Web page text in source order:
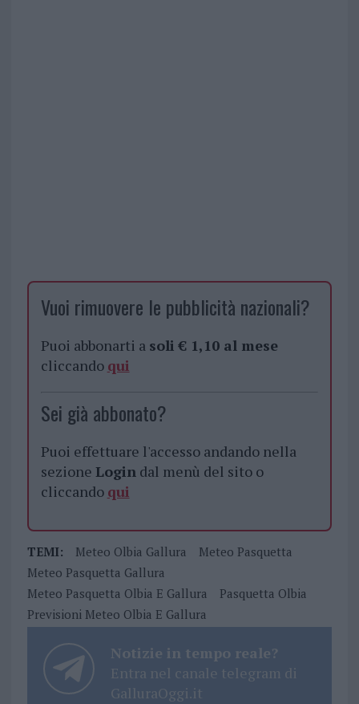
Vuoi rimuovere le pubblicità nazionali?
Puoi abbonarti a soli € 1,10 al mese
cliccando qui
Sei già abbonato?
Puoi effettuare l'accesso andando nella
sezione Logindal menù del sito o
cliccando qui
TEMI: Meteo Olbia Gallura
Meteo Pasquetta
Meteo Pasquetta Gallura
Meteo Pasquetta Olbia E Gallura
Pasquetta Olbia
Previsioni Meteo Olbia E Gallura
Notizie in tempo reale?
Entra nel canale telegram di
GalluraOggi.it